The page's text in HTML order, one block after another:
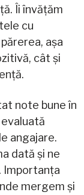
Îi învățăm
cu
așa
cât și
note bune în
angajare.
dată și ne
Importanța
mergem și